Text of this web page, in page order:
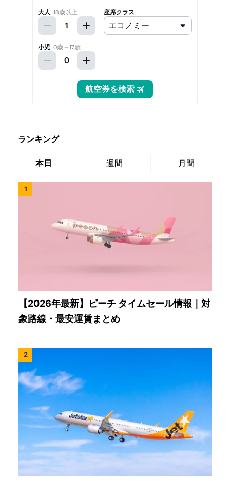
ランキング
本日 週間 月間
【2026年最新】ピーチ タイムセール情報｜対
象路線・最安運賃まとめ